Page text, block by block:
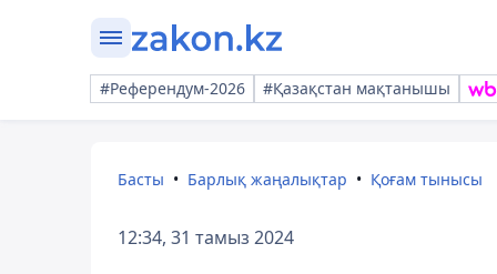
#Референдум-2026 #Қазақстан мақтанышы
Басты Барлық жаңалықтар Қоғам тынысы
12:34, 31 тамыз 2024